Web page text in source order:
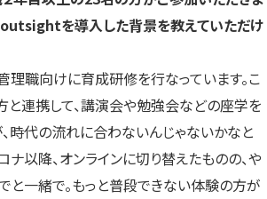
outsightを導入した背景を教えていただけ
理職向けに育成研修を行なっています。こ
連携して、講演会や勉強会などの座学を
時代の流れに合わないんじゃないかなと
ナ以降、オンラインに切り替えたものの、や
と一緒で。もっと普段できない体験の方が